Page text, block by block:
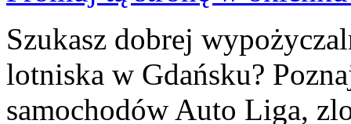
Szukasz dobrej
lotniska w Gdańsku?
samochodów Auto Liga,